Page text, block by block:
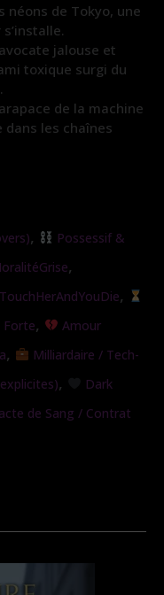
néons de Tokyo, une
jalouse et
toxique surgi du
de la machine
les chaînes
,
Possessif &
,
TouchHerAndYouDie,
Forte,
Amour
,
Milliardaire / Tech-
,
Dark
de Sang / Contrat